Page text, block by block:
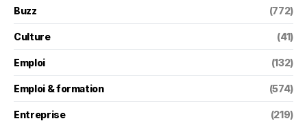
Buzz (772)
Culture (41)
Emploi (132)
Emploi & formation (574)
Entreprise (219)